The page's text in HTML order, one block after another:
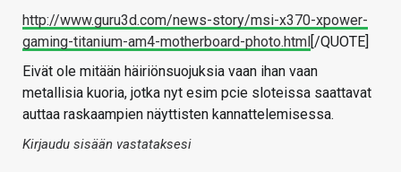
http://www.guru3d.com/news-story/msi-x370-xpower-
gaming-titanium-am4-motherboard-photo.html[/QUOTE]
Eivät ole mitään häiriönsuojuksia vaan ihan vaan
metallisia kuoria, jotka nyt esim pcie sloteissa saattavat
auttaa raskaampien näyttisten kannattelemisessa.
Kirjaudu sisään vastataksesi